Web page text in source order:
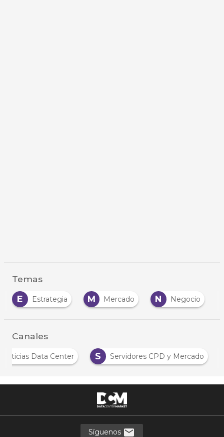
Temas
E
Estrategia M Mercado N Negocio
Canales
Noticias Data Center S Servidores CPD y Mercado
Síguenos